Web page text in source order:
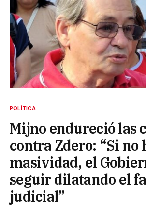
POLÍTICA
Mijno endureció las
contra Zdero: “Si no
masividad, el
seguir dilatando el
judicial”